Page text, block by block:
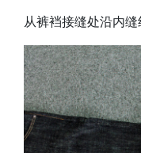
从裤裆接缝处沿内缝